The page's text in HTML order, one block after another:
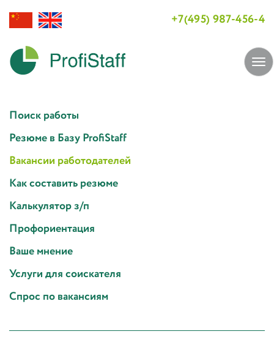
+7(495) 987-456-4
Поиск работы
Резюме в Базу ProfiStaff
Вакансии работодателей
Как составить резюме
Калькулятор з/п
Профориентация
Ваше мнение
Услуги для соискателя
Спрос по вакансиям